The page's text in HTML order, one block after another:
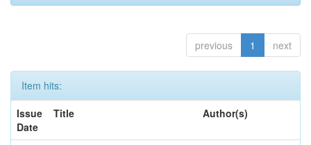
previous 1 next
Item hits:
Issue
Date
Title Author(s)